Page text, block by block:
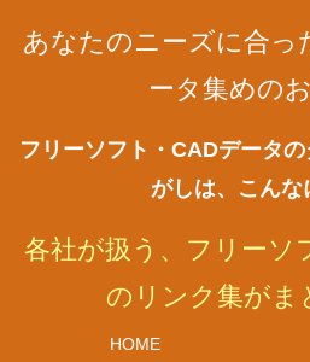
あなたのニーズに合っ
ータ集めの
フリーソフト・CADデータ
がしは、こんな
各社が扱う、フリーソ
のリンク集がま
HOME